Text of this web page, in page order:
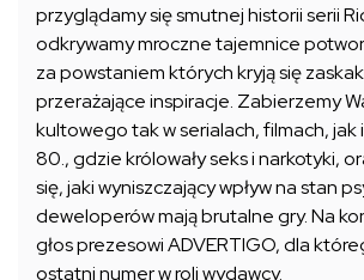
przyglądamy się smutnej historii serii
odkrywamy mroczne tajemnice
za powstaniem których kryją się
przerażające inspiracje. Zabierzemy
kultowego tak w serialach, filmach, jak
80., gdzie królowały seks i narkotyki,
się, jaki wyniszczający wpływ na stan
deweloperów mają brutalne gry. Na
głos prezesowi ADVERTIGO, dla
ostatni numer w roli wydawcy.